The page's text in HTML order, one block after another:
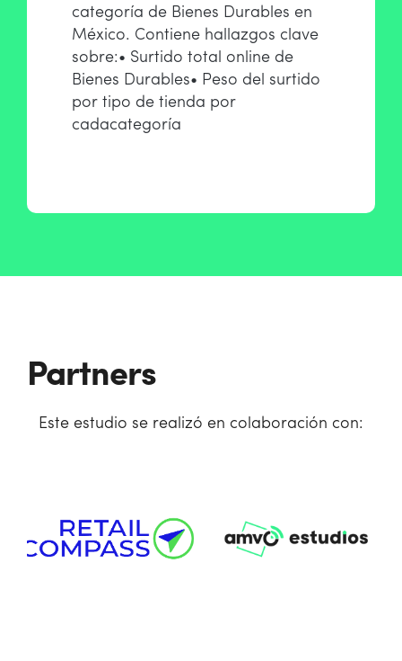
categoría de Bienes Durables en
México. Contiene hallazgos clave
sobre:• Surtido total online de
Bienes Durables• Peso del surtido
por tipo de tienda por
cadacategoría
Partners
Este estudio se realizó en colaboración con: